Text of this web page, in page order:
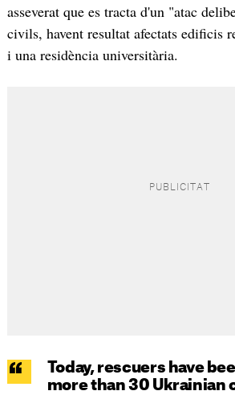
asseverat que es tracta d'un "atac
civils, havent resultat afectats edificis
i una residència universitària.
Today, rescuers have
more than 30 Ukrainian